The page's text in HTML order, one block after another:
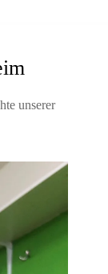
unserer